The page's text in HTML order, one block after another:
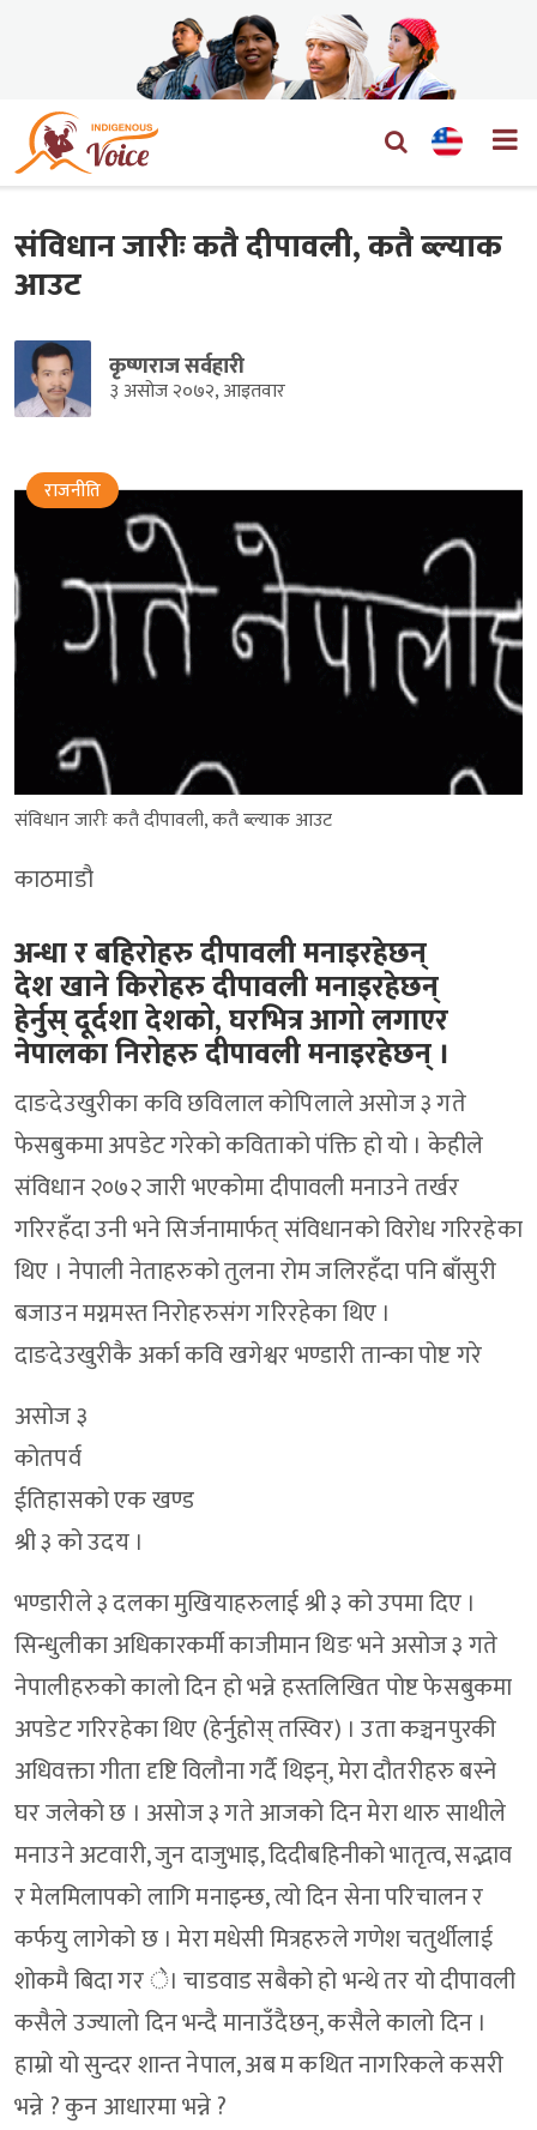
संविधान जारीः कतै दीपावली, कतै ब्ल्याक
आउट
कृष्णराज सर्वहारी
३ असोज २०७२, आइतवार
राजनीति
संविधान जारीः कतै दीपावली, कतै ब्ल्याक आउट
काठमाडौ
अन्धा र बहिरोहरु दीपावली मनाइरहेछन्
देश खाने किरोहरु दीपावली मनाइरहेछन्
हेर्नुस् दूर्दशा देशको, घरभित्र आगो लगाएर
नेपालका निरोहरु दीपावली मनाइरहेछन् ।
दाङदेउखुरीका कवि छविलाल कोपिलाले असोज ३ गते
फेसबुकमा अपडेट गरेको कविताको पंक्ति हो यो । केहीले
संविधान २०७२ जारी भएकोमा दीपावली मनाउने तर्खर
गरिरहँदा उनी भने सिर्जनामार्फत् संविधानको विरोध गरिरहेका
थिए । नेपाली नेताहरुको तुलना रोम जलिरहँदा पनि बाँसुरी
बजाउन मग्नमस्त निरोहरुसंग गरिरहेका थिए ।
दाङदेउखुरीकै अर्का कवि खगेश्वर भण्डारी तान्का पोष्ट गरे
असोज ३
कोतपर्व
ईतिहासको एक खण्ड
श्री ३ को उदय ।
भण्डारीले ३ दलका मुखियाहरुलाई श्री ३ को उपमा दिए ।
सिन्धुलीका अधिकारकर्मी काजीमान थिङ भने असोज ३ गते
नेपालीहरुको कालो दिन हो भन्ने हस्तलिखित पोष्ट फेसबुकमा
अपडेट गरिरहेका थिए (हेर्नुहोस् तस्विर) । उता कञ्चनपुरकी
अधिवक्ता गीता दृष्टि विलौना गर्दै थिइन्, मेरा दौतरीहरु बस्ने
घर जलेको छ । असोज ३ गते आजको दिन मेरा थारु साथीले
मनाउने अटवारी, जुन दाजुभाइ, दिदीबहिनीको भातृत्व, सद्भाव
र मेलमिलापको लागि मनाइन्छ, त्यो दिन सेना परिचालन र
कर्फयु लागेको छ । मेरा मधेसी मित्रहरुले गणेश चतुर्थीलाई
शोकमै बिदा गर े। चाडवाड सबैको हो भन्थे तर यो दीपावली
कसैले उज्यालो दिन भन्दै मानाउँदैछन्, कसैले कालो दिन ।
हाम्रो यो सुन्दर शान्त नेपाल, अब म कथित नागरिकले कसरी
भन्ने ? कुन आधारमा भन्ने ?